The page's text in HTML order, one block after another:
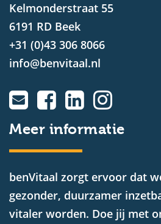
Kelmonderstraat 55
6191 RD Beek
+31 (0)43 306 8066
info@benvitaal.nl
Meer informatie
benVitaal zorgt ervoor dat
gezonder, duurzamer
vitaler worden. Doe jij met